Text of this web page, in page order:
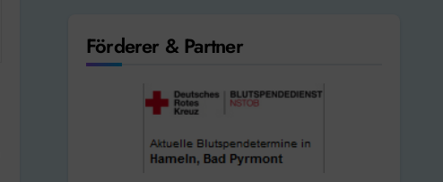
Förderer & Partner